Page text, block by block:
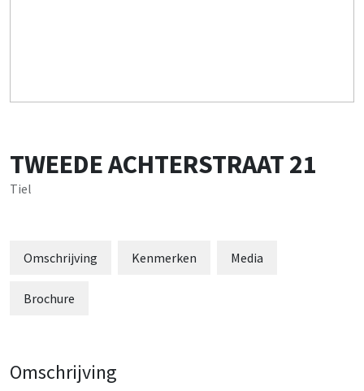
TWEEDE ACHTERSTRAAT 21
Tiel
Omschrijving Kenmerken Media
Brochure
Omschrijving